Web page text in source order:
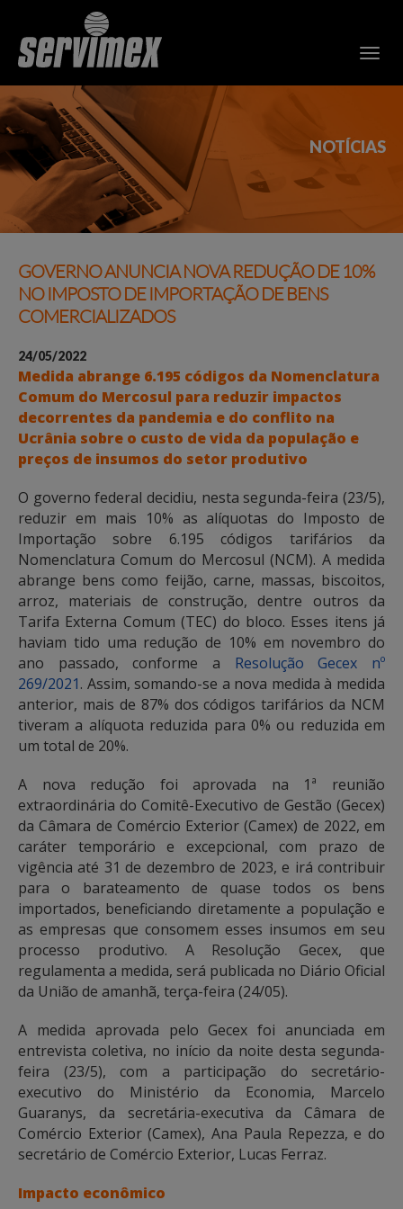
NOTÍCIAS
GOVERNO ANUNCIA NOVA REDUÇÃO DE 10%
NO IMPOSTO DE IMPORTAÇÃO DE BENS
COMERCIALIZADOS
24/05/2022
Medida abrange 6.195 códigos da Nomenclatura
Comum do Mercosul para reduzir impactos
decorrentes da pandemia e do conflito na
Ucrânia sobre o custo de vida da população e
preços de insumos do setor produtivo
O governo federal decidiu, nesta segunda-feira (23/5),
reduzir em mais 10% as alíquotas do Imposto de
Importação sobre 6.195 códigos tarifários da
Nomenclatura Comum do Mercosul (NCM). A medida
abrange bens como feijão, carne, massas, biscoitos,
arroz, materiais de construção, dentre outros da
Tarifa Externa Comum (TEC) do bloco. Esses itens já
haviam tido uma redução de 10% em novembro do
ano passado, conforme a Resolução Gecex nº
269/2021. Assim, somando-se a nova medida à medida
anterior, mais de 87% dos códigos tarifários da NCM
tiveram a alíquota reduzida para 0% ou reduzida em
um total de 20%.
A nova redução foi aprovada na 1ª reunião
extraordinária do Comitê-Executivo de Gestão (Gecex)
da Câmara de Comércio Exterior (Camex) de 2022, em
caráter temporário e excepcional, com prazo de
vigência até 31 de dezembro de 2023, e irá contribuir
para o barateamento de quase todos os bens
importados, beneficiando diretamente a população e
as empresas que consomem esses insumos em seu
processo produtivo. A Resolução Gecex, que
regulamenta a medida, será publicada no Diário Oficial
da União de amanhã, terça-feira (24/05).
A medida aprovada pelo Gecex foi anunciada em
entrevista coletiva, no início da noite desta segunda-
feira (23/5), com a participação do secretário-
executivo do Ministério da Economia, Marcelo
Guaranys, da secretária-executiva da Câmara de
Comércio Exterior (Camex), Ana Paula Repezza, e do
secretário de Comércio Exterior, Lucas Ferraz.
Impacto econômico